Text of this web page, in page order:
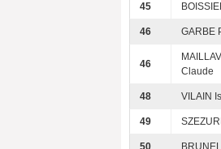
45
46 GARBE
46
Claude
48 VILAIN
49